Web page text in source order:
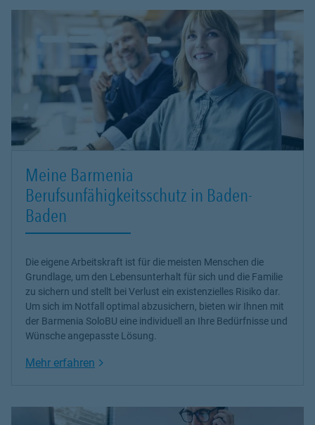
Meine Barmenia
Berufsunfähigkeitsschutz in Baden-
Baden
Die eigene Arbeitskraft ist für die meisten Menschen die
Grundlage, um den Lebensunterhalt für sich und die Familie
zu sichern und stellt bei Verlust ein existenzielles Risiko dar.
Um sich im Notfall optimal abzusichern, bieten wir Ihnen mit
der Barmenia SoloBU eine individuell an Ihre Bedürfnisse und
Wünsche angepasste Lösung.
Mehr erfahren Link Opens in New Tab